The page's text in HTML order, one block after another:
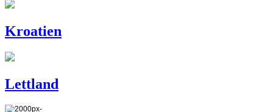
Kroatien
Lettland